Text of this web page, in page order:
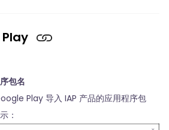
Play
包名
Play 导入 IAP 产品的应用程序包
：